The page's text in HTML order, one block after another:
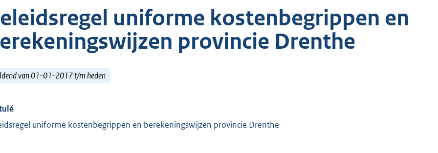
uniforme kostenbegrippen en
provincie Drenthe
van 01-01-2017 t/m heden
uniforme kostenbegrippen en berekeningswijzen provincie Drenthe